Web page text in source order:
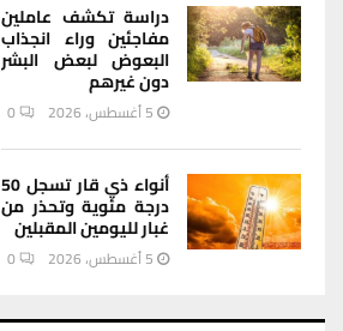
دراسة تكشف عاملين
مفاجئين وراء انجذاب
البعوض لبعض البشر
دون غيرهم
5 أغسطس، 2026 0
أنواء ذي قار تسجل 50
درجة مئوية وتحذر من
غبار لليومين المقبلين
5 أغسطس، 2026 0